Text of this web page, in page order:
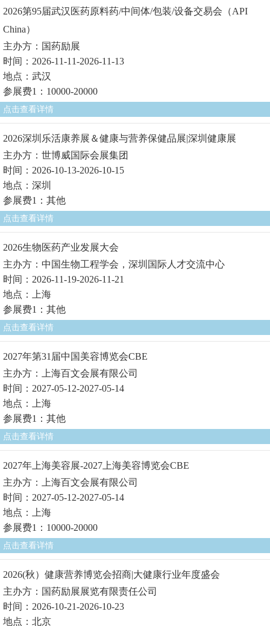
2026第95届武汉医药原料药/中间体/包装/设备交易会（API
China）
主办方：国药励展
时间：2026-11-11-2026-11-13
地点：武汉
参展费1：10000-20000
点击查看详情
2026深圳乐活康养展＆健康与营养保健品展|深圳健康展
主办方：世博威国际会展集团
时间：2026-10-13-2026-10-15
地点：深圳
参展费1：其他
点击查看详情
2026生物医药产业发展大会
主办方：中国生物工程学会，深圳国际人才交流中心
时间：2026-11-19-2026-11-21
地点：上海
参展费1：其他
点击查看详情
2027年第31届中国美容博览会CBE
主办方：上海百文会展有限公司
时间：2027-05-12-2027-05-14
地点：上海
参展费1：其他
点击查看详情
2027年上海美容展-2027上海美容博览会CBE
主办方：上海百文会展有限公司
时间：2027-05-12-2027-05-14
地点：上海
参展费1：10000-20000
点击查看详情
2026(秋）健康营养博览会招商|大健康行业年度盛会
主办方：国药励展展览有限责任公司
时间：2026-10-21-2026-10-23
地点：北京